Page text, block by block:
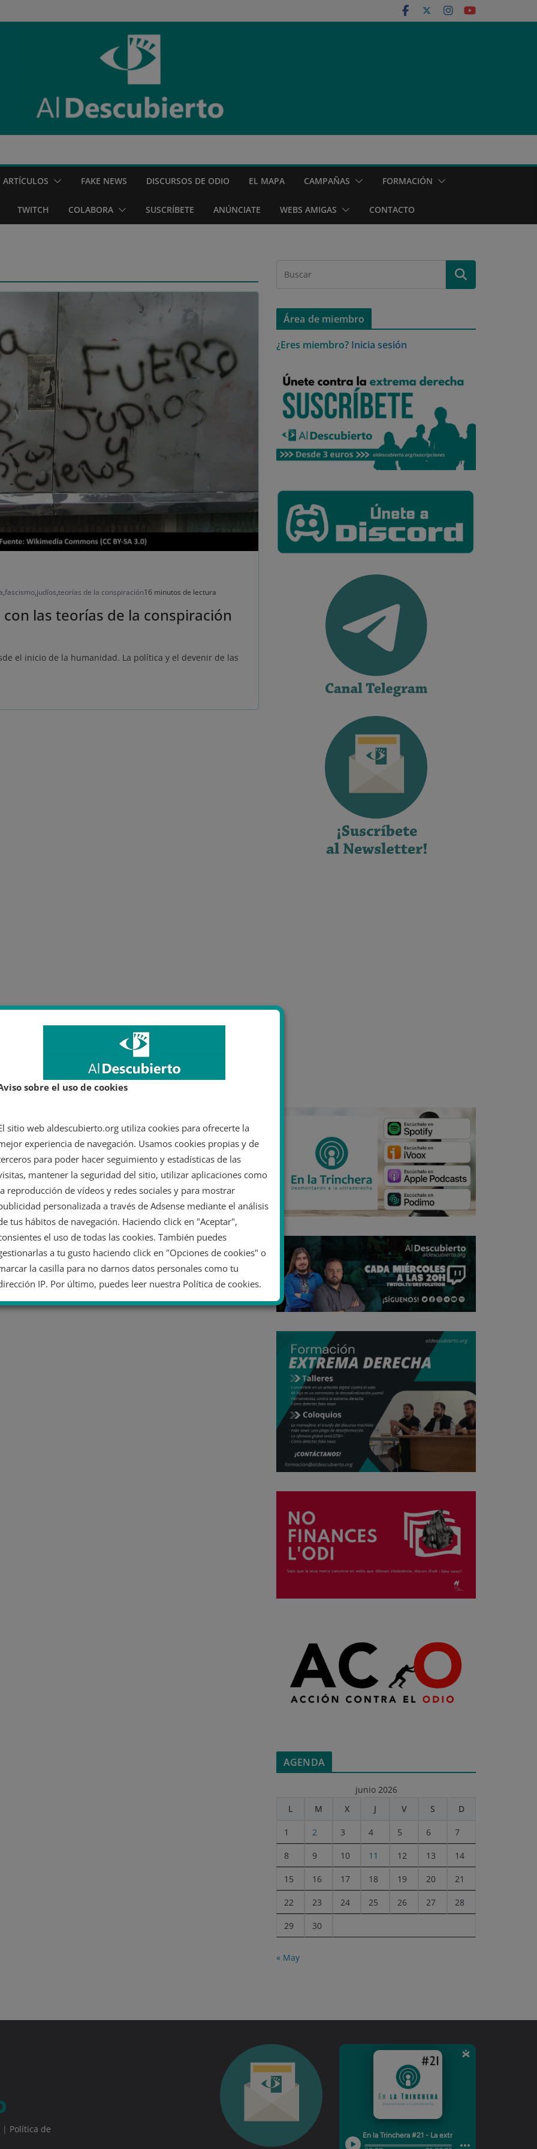
ARTÍCULOS FAKE NEWS DISCURSOS DE ODIO EL MAPA CAMPAÑAS FORMACIÓN
TWITCH COLABORA SUSCRÍBETE ANÚNCIATE WEBS AMIGAS CONTACTO
,fascismo,judíos,teorías de la conspiración16 minutos de lectura
las teorías de la conspiración
el inicio de la humanidad. La política y el devenir de las
Área de miembro
¿Eres miembro? Inicia sesión
AGENDA
junio 2026
L
M X J V S D
1 2 3 4 5 6 7
8 9 10 11 12 13 14
15 16 17 18 19 20 21
22 23 24 25 26 27 28
29 30
« May
| Política de
sobre el uso de cookies
sitio web aldescubierto.org utiliza cookies para ofrecerte la
experiencia de navegación. Usamos cookies propias y de
para poder hacer seguimiento y estadísticas de las
mantener la seguridad del sitio, utilizar aplicaciones como
reproducción de vídeos y redes sociales y para mostrar
personalizada a través de Adsense mediante el análisis
tus hábitos de navegación. Haciendo click en "Aceptar",
el uso de todas las cookies. También puedes
a tu gusto haciendo click en "Opciones de cookies" o
la casilla para no darnos datos personales como tu
IP. Por último, puedes leer nuestra Política de cookies.